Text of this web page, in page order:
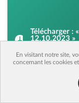
En visitant notre site,
concernant les cookies
Télécharger :
12.10.2023 »